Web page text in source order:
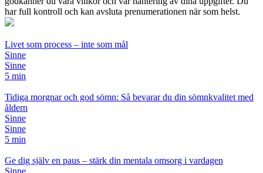
har full kontroll och kan avsluta prenumerationen när som helst.
Livet som process – inte som mål
Sinne
Sinne
5 min
Tidiga morgnar och god sömn: Så bevarar du din sömnkvalitet med
åldern
Sinne
Sinne
5 min
Ge dig själv en paus – stärk din mentala omsorg i vardagen
Sinne